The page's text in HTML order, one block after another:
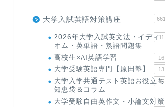
大学入試英語対策講座 661
2026年大学入試英文法・イディ
オム・英単語・熟語問題集
11
高校生×AI英語学習 16
大学受験英語専門【原田塾】 13
大学入学共通テスト英語お役立ち
知恵袋＆コラム
45
大学受験自由英作文・小論文対策
8